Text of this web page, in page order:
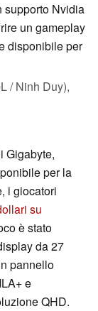
supporto Nvidia
un gameplay
disponibile per
/ Ninh Duy),
Gigabyte,
per la
i giocatori
su
è stato
da 27
pannello
e
QHD.